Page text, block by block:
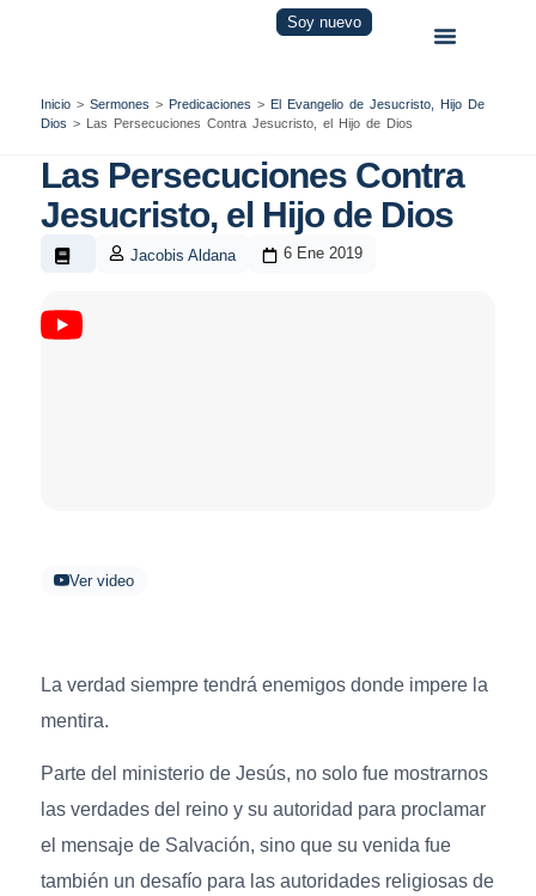
Soy nuevo
Inicio> Sermones > Predicaciones > El Evangelio de Jesucristo, Hijo De
Dios > Las Persecuciones Contra Jesucristo, el Hijo de Dios
Las Persecuciones Contra
Jesucristo, el Hijo de Dios
Jacobis Aldana 6 Ene 2019
Ver video
La verdad siempre tendrá enemigos donde impere la
mentira.
Parte del ministerio de Jesús, no solo fue mostrarnos
las verdades del reino y su autoridad para proclamar
el mensaje de Salvación, sino que su venida fue
también un desafío para las autoridades religiosas de